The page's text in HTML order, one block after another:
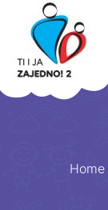
Home